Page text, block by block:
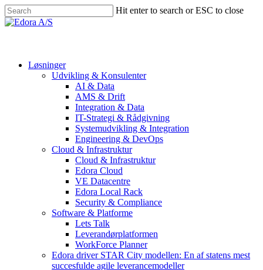
Skip
to
Hit enter to search or ESC to close
Close
Løsninger
Udvikling & Konsulenter
AI & Data
AMS & Drift
Integration & Data
IT-Strategi & Rådgivning
Systemudvikling & Integration
Engineering & DevOps
Cloud & Infrastruktur
Cloud & Infrastruktur
Edora Cloud
VE Datacentre
Edora Local Rack
Security & Compliance
Software & Platforme
Lets Talk
Leverandørplatformen
WorkForce Planner
Edora driver STAR City modellen: En af statens mest
succesfulde agile leverancemodeller